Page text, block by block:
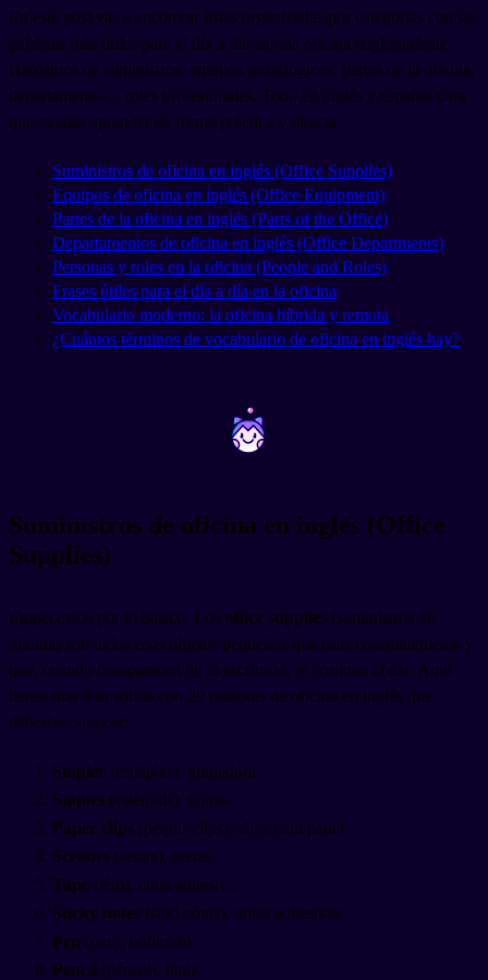
En este post vas a encontrar listas organizadas por categorías con las
palabras más útiles para el día a día en una oficina angloparlante.
Hablamos de suministros, equipos tecnológicos, partes de la oficina,
departamentos y roles profesionales. Todo en inglés y español para
que puedas aprender de forma práctica y directa.
Suministros de oficina en inglés (Office Supplies)
Equipos de oficina en inglés (Office Equipment)
Partes de la oficina en inglés (Parts of the Office)
Departamentos de oficina en inglés (Office Departments)
Personas y roles en la oficina (People and Roles)
Frases útiles para el día a día en la oficina
Vocabulario moderno: la oficina híbrida y remota
¿Cuántos términos de vocabulario de oficina en inglés hay?
~ ~
Suministros de oficina en inglés (Office
Supplies)
Empecemos por lo básico. Los office supplies (suministros de
oficina) son todos esos objetos pequeños que usas constantemente y
que, cuando desaparecen de tu escritorio, te arruinan el día. Aquí
tienes una lista sólida con 20 palabras de oficina en inglés que
deberías conocer:
Stapler (estéiplur), grapadora
Staples (estéipuls), grapas
Paper clips (péipur clips), clips para papel
Scissors (sísurs), tijeras
Tape (téip), cinta adhesiva
Sticky notes (stíki nóuts), notas adhesivas
Pen (pen), bolígrafo
Pencil (pénsul), lápiz